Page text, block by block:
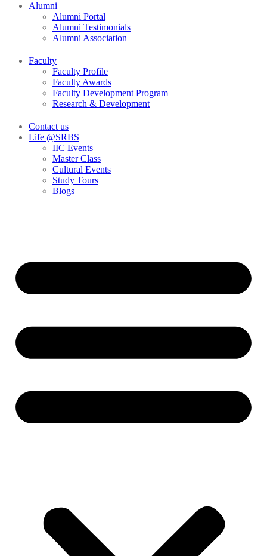
Alumni
Alumni Portal
Alumni Testimonials
Alumni Association
Faculty
Faculty Profile
Faculty Awards
Faculty Development Program
Research & Development
Contact us
Life @SRBS
IIC Events
Master Class
Cultural Events
Study Tours
Blogs